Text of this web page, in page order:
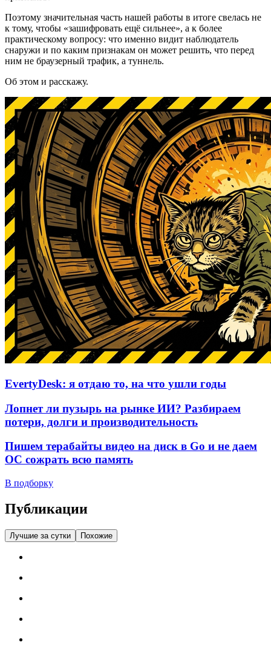
Поэтому значительная часть нашей работы в итоге свелась не
к тому, чтобы «зашифровать ещё сильнее», а к более
практическому вопросу: что именно видит наблюдатель
снаружи и по каким признакам он может решить, что перед
ним не браузерный трафик, а туннель.
Об этом и расскажу.
EvertyDesk: я отдаю то, на что ушли годы
Лопнет ли пузырь на рынке ИИ? Разбираем
потери, долги и производительность
Пишем терабайты видео на диск в Go и не даем
ОС сожрать всю память
В подборку
Публикации
Лучшие за сутки Похожие